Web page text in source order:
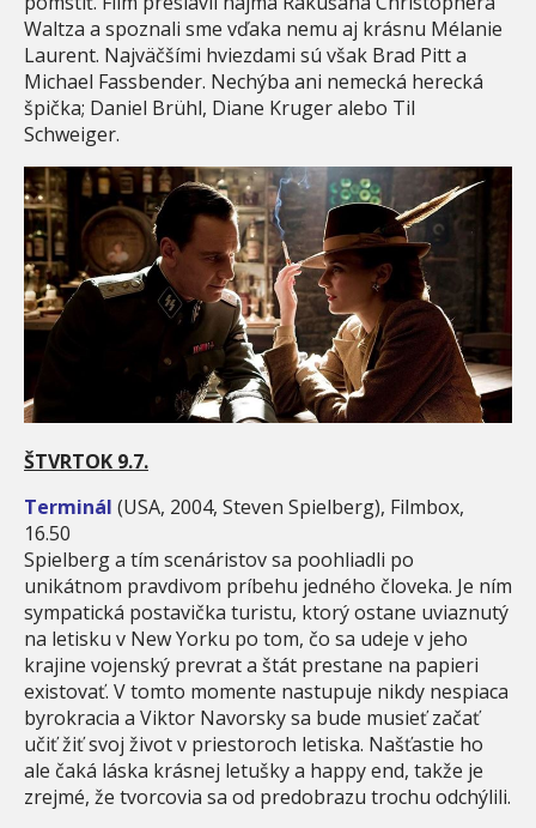
Waltza a spoznali sme vďaka nemu aj krásnu Mélanie
Laurent. Najväčšími hviezdami sú však Brad Pitt a
Michael Fassbender. Nechýba ani nemecká herecká
špička; Daniel Brühl, Diane Kruger alebo Til
Schweiger.
ŠTVRTOK 9.7.
Terminál (USA, 2004, Steven Spielberg), Filmbox,
16.50
Spielberg a tím scenáristov sa poohliadli po
unikátnom pravdivom príbehu jedného človeka. Je ním
sympatická postavička turistu, ktorý ostane uviaznutý
na letisku v New Yorku po tom, čo sa udeje v jeho
krajine vojenský prevrat a štát prestane na papieri
existovať. V tomto momente nastupuje nikdy nespiaca
byrokracia a Viktor Navorsky sa bude musieť začať
učiť žiť svoj život v priestoroch letiska. Našťastie ho
ale čaká láska krásnej letušky a happy end, takže je
zrejmé, že tvorcovia sa od predobrazu trochu odchýlili.